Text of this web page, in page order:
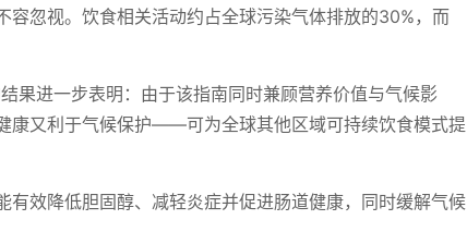
忽视。饮食相关活动约占全球污染气体排放的30%，而
果进一步表明：由于该指南同时兼顾营养价值与气候影
康又利于气候保护——可为全球其他区域可持续饮食模式提
有效降低胆固醇、减轻炎症并促进肠道健康，同时缓解气候